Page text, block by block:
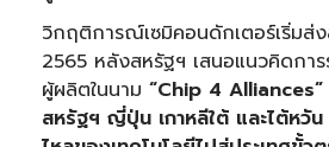
วิกฤติการณ์เซมิคอนดักเตอร์เริ่ม
2565 หลังสหรัฐฯ เสนอแนวคิดการ
ผู้ผลิตในนาม “Chip 4 Alliances”
สหรัฐฯ ญี่ปุ่น เกาหลีใต้ และไต้หวั